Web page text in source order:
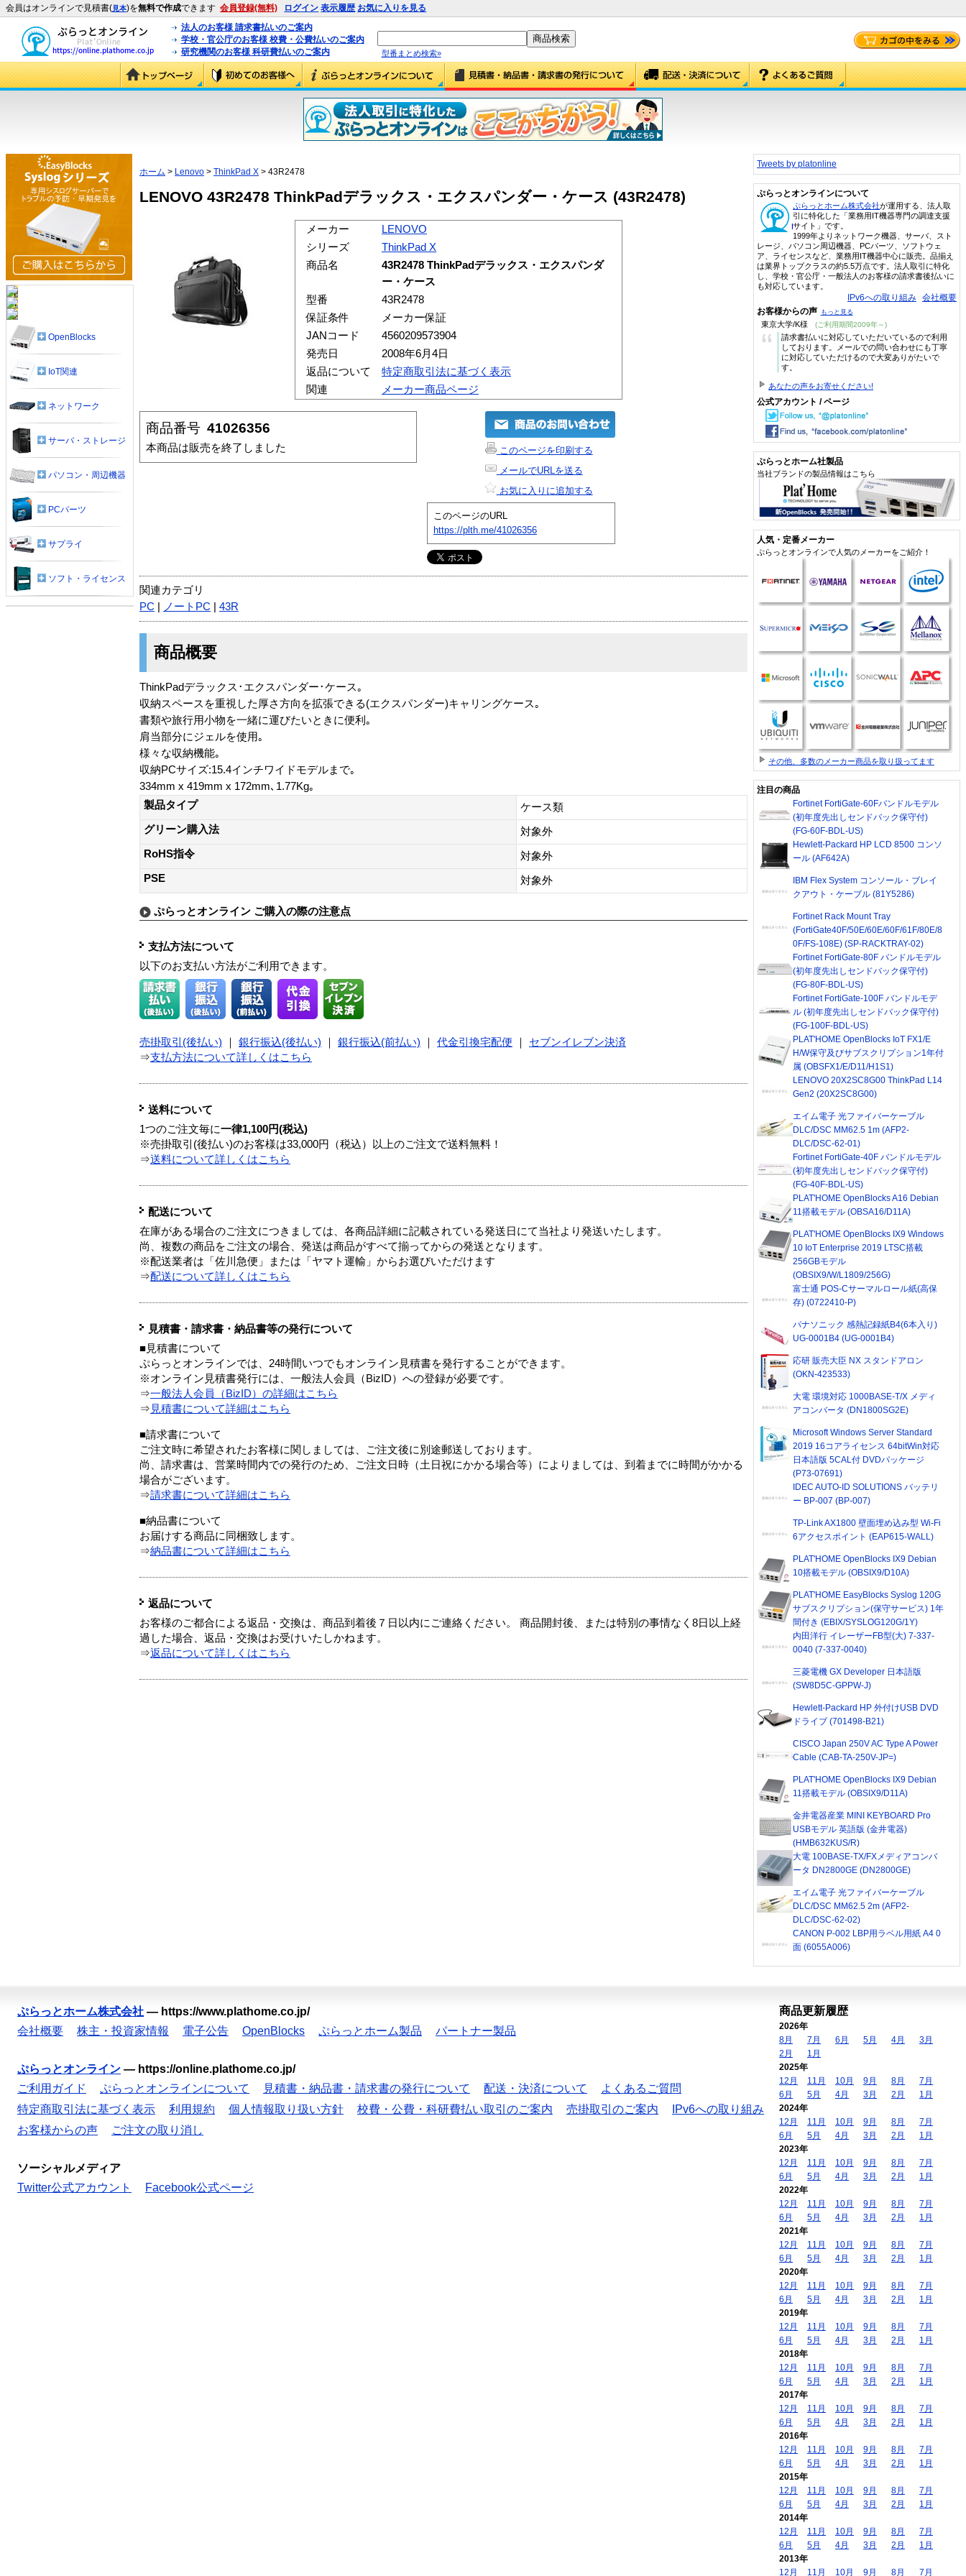
会員はオンラインで見積書(見本)を無料で作成できます 会員登録(無料) ログイン 表示履歴 お気に入りを見る
法人のお客様 請求書払いのご案内
学校・官公庁のお客様 校費・公費払いのご案内
研究機関のお客様 科研費払いのご案内
型番まとめ検索»
ホーム > Lenovo > ThinkPad X > 43R2478
LENOVO 43R2478 ThinkPadデラックス・エクスパンダー・ケース (43R2478)
メーカー
LENOVO
シリーズ
ThinkPad X
商品名
43R2478 ThinkPadデラックス・エクスパンダ
ー・ケース
型番
43R2478
保証条件
メーカー保証
JANコード
4560209573904
発売日
2008年6月4日
返品について
特定商取引法に基づく表示
関連
メーカー商品ページ
商品番号 41026356
本商品は販売を終了しました
このページを印刷する
メールでURLを送る
お気に入りに追加する
このページのURL
https://plth.me/41026356
関連カテゴリ
PC
ノートPC 43R
商品概要
ThinkPadデラックス･エクスパンダー･ケース｡
収納スペースを重視した厚さ方向を拡張できる(エクスパンダー)キャリングケース｡
書類や旅行用小物を一緒に運びたいときに便利｡
肩当部分にジェルを使用｡
様々な収納機能｡
収納PCサイズ:15.4インチワイドモデルまで｡
334mm x 419mm x 172mm､1.77Kg｡
製品タイプ
ケース類
グリーン購入法
対象外
RoHS指令
対象外
PSE
対象外
ぷらっとオンライン ご購入の際の注意点
支払方法について
以下のお支払い方法がご利用できます。
売掛取引(後払い) 銀行振込(後払い) 銀行振込(前払い) 代金引換宅配便
セブンイレブン決済
⇒支払方法について詳しくはこちら
送料について
1つのご注文毎に一律1,100円(税込)
※売掛取引(後払い)のお客様は33,000円（税込）以上のご注文で送料無料！
⇒送料について詳しくはこちら
配送について
在庫がある場合のご注文につきましては、各商品詳細に記載されている発送日にて当社より発送いたします。
尚、複数の商品をご注文の場合、発送は商品がすべて揃ってからの発送となります。
※配送業者は「佐川急便」または「ヤマト運輸」からお選びいただけます
⇒配送について詳しくはこちら
見積書・請求書・納品書等の発行について
■見積書について
ぷらっとオンラインでは、24時間いつでもオンライン見積書を発行することができます。
※オンライン見積書発行には、一般法人会員（BizID）への登録が必要です。
⇒一般法人会員（BizID）の詳細はこちら
⇒ 見積書について詳細はこちら
■請求書について
ご注文時に希望されたお客様に関しましては、ご注文後に別途郵送しております。
尚、請求書は、営業時間内での発行のため、ご注文日時（土日祝にかかる場合等）によりましては、到着までに時間がかかる
場合がございます。
⇒請求書について詳細はこちら
■納品書について
お届けする商品に同梱致します。
⇒納品書について詳細はこちら
返品について
お客様のご都合による返品・交換は、商品到着後７日以内にご連絡ください。 商品開封後、または特別の事情なく8日以上経
過した場合、返品・交換はお受けいたしかねます。
⇒返品について詳しくはこちら
OpenBlocks
IoT関連
ネットワーク
サーバ・ストレージ
パソコン・周辺機器
PCパーツ
サプライ
ソフト・ライセンス
Tweets by platonline
ぷらっとオンラインについて
ぷらっとホーム株式会社が運用する、法人取
引に特化した「業務用IT機器専門の調達支援
サイト」です。
1999年よりネットワーク機器、サーバ、スト
レージ、パソコン周辺機器、PCパーツ、ソフトウェ
ア、ライセンスなど、業務用IT機器中心に販売。品揃え
は業界トップクラスの約5.5万点です。法人取引に特化
し、学校・官公庁・一般法人のお客様の請求書後払いに
も対応しています。
IPv6への取り組み 会社概要
お客様からの声 もっと見る
東京大学/K様 (ご利用期間2009年～)
“
請求書払いに対応していただいているので利用
しております。メールでの問い合わせにも丁寧
に対応していただけるので大変ありがたいで
す。
あなたの声をお寄せください!
公式アカウント / ページ
ぷらっとホーム社製品
当社ブランドの製品情報はこちら
人気・定番メーカー
ぷらっとオンラインで人気のメーカーをご紹介！
その他、多数のメーカー商品を取り扱ってます
注目の商品
Fortinet FortiGate-60Fバンドルモデル
(初年度先出しセンドバック保守付)
(FG-60F-BDL-US)
Hewlett-Packard HP LCD 8500 コンソ
ール (AF642A)
IBM Flex System コンソール・ブレイ
クアウト・ケーブル (81Y5286)
Fortinet Rack Mount Tray
(FortiGate40F/50E/60E/60F/61F/80E/8
0F/FS-108E) (SP-RACKTRAY-02)
Fortinet FortiGate-80F バンドルモデル
(初年度先出しセンドバック保守付)
(FG-80F-BDL-US)
Fortinet FortiGate-100F バンドルモデ
ル (初年度先出しセンドバック保守付)
(FG-100F-BDL-US)
PLAT'HOME OpenBlocks IoT FX1/E
H/W保守及びサブスクリプション1年付
属 (OBSFX1/E/D11/H1S1)
LENOVO 20X2SC8G00 ThinkPad L14
Gen2 (20X2SC8G00)
エイム電子 光ファイバーケーブル
DLC/DSC MM62.5 1m (AFP2-
DLC/DSC-62-01)
Fortinet FortiGate-40F バンドルモデル
(初年度先出しセンドバック保守付)
(FG-40F-BDL-US)
PLAT'HOME OpenBlocks A16 Debian
11搭載モデル (OBSA16/D11A)
PLAT'HOME OpenBlocks IX9 Windows
10 IoT Enterprise 2019 LTSC搭載
256GBモデル
(OBSIX9/W/L1809/256G)
富士通 POS-Cサーマルロール紙(高保
存) (0722410-P)
パナソニック 感熱記録紙B4(6本入り)
UG-0001B4 (UG-0001B4)
応研 販売大臣 NX スタンドアロン
(OKN-423533)
大電 環境対応 1000BASE-T/X メディ
アコンバータ (DN1800SG2E)
Microsoft Windows Server Standard
2019 16コアライセンス 64bitWin対応
日本語版 5CAL付 DVDパッケージ
(P73-07691)
IDEC AUTO-ID SOLUTIONS バッテリ
ー BP-007 (BP-007)
TP-Link AX1800 壁面埋め込み型 Wi-Fi
6アクセスポイント (EAP615-WALL)
PLAT'HOME OpenBlocks IX9 Debian
10搭載モデル (OBSIX9/D10A)
PLAT'HOME EasyBlocks Syslog 120G
サブスクリプション(保守サービス) 1年
間付き (EBIX/SYSLOG120G/1Y)
内田洋行 イレーザーFB型(大) 7-337-
0040 (7-337-0040)
三菱電機 GX Developer 日本語版
(SW8D5C-GPPW-J)
Hewlett-Packard HP 外付けUSB DVD
ドライブ (701498-B21)
CISCO Japan 250V AC Type A Power
Cable (CAB-TA-250V-JP=)
PLAT'HOME OpenBlocks IX9 Debian
11搭載モデル (OBSIX9/D11A)
金井電器産業 MINI KEYBOARD Pro
USBモデル 英語版 (金井電器)
(HMB632KUS/R)
大電 100BASE-TX/FXメディアコンバ
ータ DN2800GE (DN2800GE)
エイム電子 光ファイバーケーブル
DLC/DSC MM62.5 2m (AFP2-
DLC/DSC-62-02)
CANON P-002 LBP用ラベル用紙 A4 0
面 (6055A006)
ぷらっとホーム株式会社 — https://www.plathome.co.jp/
会社概要
株主・投資家情報 電子公告 OpenBlocks ぷらっとホーム製品 パートナー製品
ぷらっとオンライン — https://online.plathome.co.jp/
ご利用ガイド
ぷらっとオンラインについて 見積書・納品書・請求書の発行について 配送・決済について
よくあるご質問
特定商取引法に基づく表示
利用規約 個人情報取り扱い方針 校費・公費・科研費払い取引のご案内 売掛取引のご案内
IPv6への取り組み
お客様からの声
ご注文の取り消し
ソーシャルメディア
Twitter公式アカウント
Facebook公式ページ
商品更新履歴
2026年
8月
7月 6月 5月 4月
3月
2月
1月
2025年
12月
11月 10月 9月 8月
7月
6月
5月 4月 3月 2月
1月
2024年
12月
11月 10月 9月 8月
7月
6月
5月 4月 3月 2月
1月
2023年
12月
11月 10月 9月 8月
7月
6月
5月 4月 3月 2月
1月
2022年
12月
11月 10月 9月 8月
7月
6月
5月 4月 3月 2月
1月
2021年
12月
11月 10月 9月 8月
7月
6月
5月 4月 3月 2月
1月
2020年
12月
11月 10月 9月 8月
7月
6月
5月 4月 3月 2月
1月
2019年
12月
11月 10月 9月 8月
7月
6月
5月 4月 3月 2月
1月
2018年
12月
11月 10月 9月 8月
7月
6月
5月 4月 3月 2月
1月
2017年
12月
11月 10月 9月 8月
7月
6月
5月 4月 3月 2月
1月
2016年
12月
11月 10月 9月 8月
7月
6月
5月 4月 3月 2月
1月
2015年
12月
11月 10月 9月 8月
7月
6月
5月 4月 3月 2月
1月
2014年
12月
11月 10月 9月 8月
7月
6月
5月 4月 3月 2月
1月
2013年
12月
11月 10月 9月 8月 7月